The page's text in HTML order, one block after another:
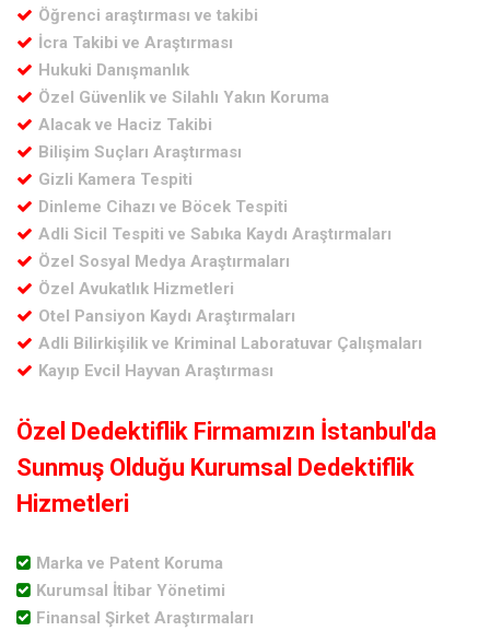
Öğrenci araştırması ve takibi
İcra Takibi ve Araştırması
Hukuki Danışmanlık
Özel Güvenlik ve Silahlı Yakın Koruma
Alacak ve Haciz Takibi
Bilişim Suçları Araştırması
Gizli Kamera Tespiti
Dinleme Cihazı ve Böcek Tespiti
Adli Sicil Tespiti ve Sabıka Kaydı Araştırmaları
Özel Sosyal Medya Araştırmaları
Özel Avukatlık Hizmetleri
Otel Pansiyon Kaydı Araştırmaları
Adli Bilirkişilik ve Kriminal Laboratuvar Çalışmaları
Kayıp Evcil Hayvan Araştırması
Özel Dedektiflik Firmamızın İstanbul'da
Sunmuş Olduğu Kurumsal Dedektiflik
Hizmetleri
Marka ve Patent Koruma
Kurumsal İtibar Yönetimi
Finansal Şirket Araştırmaları